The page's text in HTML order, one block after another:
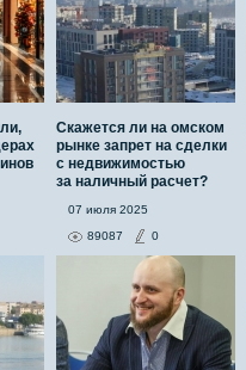
Скажется ли на омском
рынке запрет на сделки
с недвижимостью
за наличный расчет?
07 июля 2025
89087
0